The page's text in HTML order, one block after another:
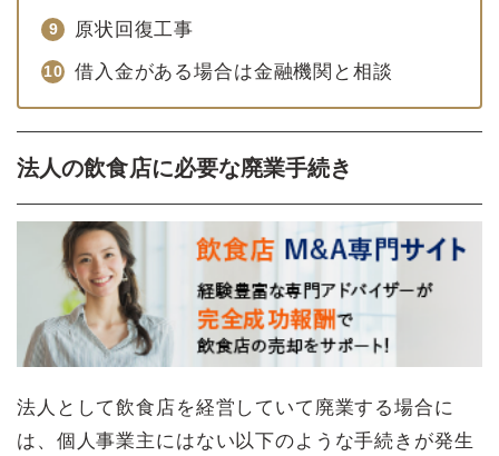
原状回復工事
借入金がある場合は金融機関と相談
法人の飲食店に必要な廃業手続き
法人として飲食店を経営していて廃業する場合に
は、個人事業主にはない以下のような手続きが発生